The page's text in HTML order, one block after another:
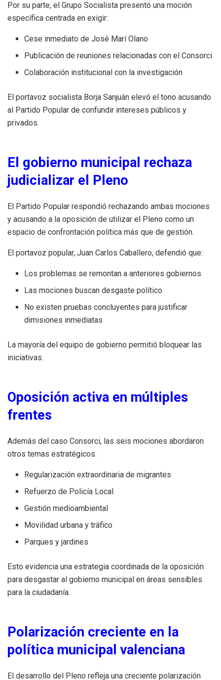
Por su parte, el Grupo Socialista presentó una moción
específica centrada en exigir:
Cese inmediato de José Marí Olano
Publicación de reuniones relacionadas con el Consorci
Colaboración institucional con la investigación
El portavoz socialista Borja Sanjuán elevó el tono acusando
al Partido Popular de confundir intereses públicos y
privados.
El gobierno municipal rechaza
judicializar el Pleno
El Partido Popular respondió rechazando ambas mociones
y acusando a la oposición de utilizar el Pleno como un
espacio de confrontación política más que de gestión.
El portavoz popular, Juan Carlos Caballero, defendió que:
Los problemas se remontan a anteriores gobiernos
Las mociones buscan desgaste político
No existen pruebas concluyentes para justificar
dimisiones inmediatas
La mayoría del equipo de gobierno permitió bloquear las
iniciativas.
Oposición activa en múltiples
frentes
Además del caso Consorci, las seis mociones abordaron
otros temas estratégicos:
Regularización extraordinaria de migrantes
Refuerzo de Policía Local
Gestión medioambiental
Movilidad urbana y tráfico
Parques y jardines
Esto evidencia una estrategia coordinada de la oposición
para desgastar al gobierno municipal en áreas sensibles
para la ciudadanía.
Polarización creciente en la
política municipal valenciana
El desarrollo del Pleno refleja una creciente polarización